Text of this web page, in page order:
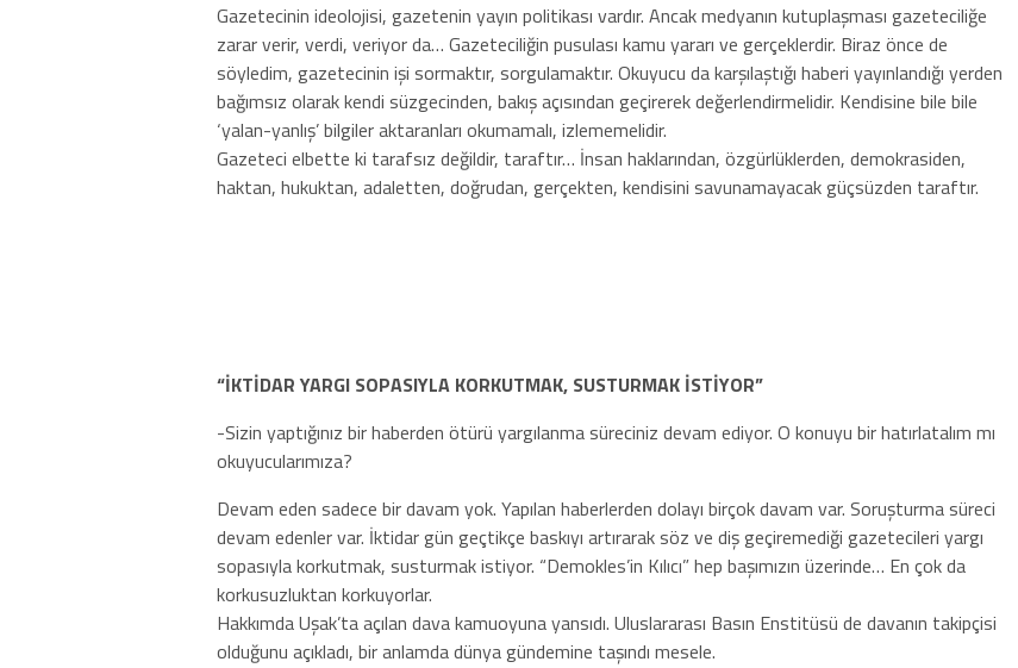
Gazetecinin ideolojisi, gazetenin yayın politikası vardır. Ancak medyanın kutuplaşması gazeteciliğe
zarar verir, verdi, veriyor da… Gazeteciliğin pusulası kamu yararı ve gerçeklerdir. Biraz önce de
söyledim, gazetecinin işi sormaktır, sorgulamaktır. Okuyucu da karşılaştığı haberi yayınlandığı yerden
bağımsız olarak kendi süzgecinden, bakış açısından geçirerek değerlendirmelidir. Kendisine bile bile
‘yalan-yanlış’ bilgiler aktaranları okumamalı, izlememelidir.
Gazeteci elbette ki tarafsız değildir, taraftır… İnsan haklarından, özgürlüklerden, demokrasiden,
haktan, hukuktan, adaletten, doğrudan, gerçekten, kendisini savunamayacak güçsüzden taraftır.
“İKTİDAR YARGI SOPASIYLA KORKUTMAK, SUSTURMAK İSTİYOR”
-Sizin yaptığınız bir haberden ötürü yargılanma süreciniz devam ediyor. O konuyu bir hatırlatalım mı
okuyucularımıza?
Devam eden sadece bir davam yok. Yapılan haberlerden dolayı birçok davam var. Soruşturma süreci
devam edenler var. İktidar gün geçtikçe baskıyı artırarak söz ve diş geçiremediği gazetecileri yargı
sopasıyla korkutmak, susturmak istiyor. “Demokles’in Kılıcı” hep başımızın üzerinde… En çok da
korkusuzluktan korkuyorlar.
Hakkımda Uşak’ta açılan dava kamuoyuna yansıdı. Uluslararası Basın Enstitüsü de davanın takipçisi
olduğunu açıkladı, bir anlamda dünya gündemine taşındı mesele.